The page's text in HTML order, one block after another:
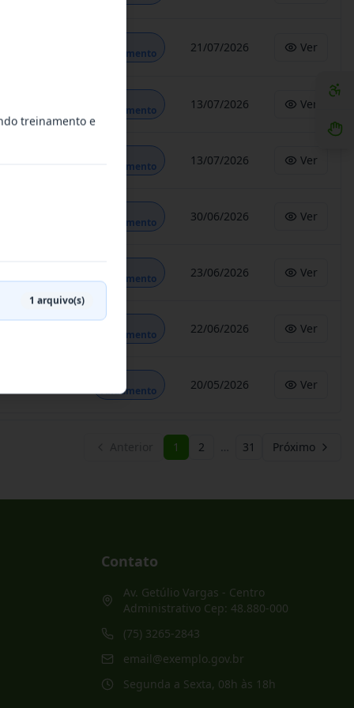
Andamento
21/07/2026 Ver
Andamento
13/07/2026 Ver
Andamento
13/07/2026 Ver
Andamento
30/06/2026 Ver
Andamento
23/06/2026 Ver
Em
Andamento
22/06/2026 Ver
Andamento
20/05/2026 Ver
1 2 … 31 Próximo
Contato
Av. Getúlio Vargas - Centro
Administrativo Cep: 48.880-000
(75) 3265-2843
email@exemplo.gov.br
Segunda a Sexta, 08h às 18h
treinamento e
1 arquivo(s)